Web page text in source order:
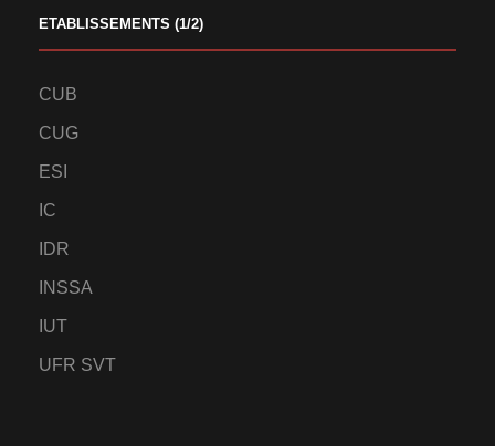
ETABLISSEMENTS (1/2)
CUB
CUG
ESI
IC
IDR
INSSA
IUT
UFR SVT